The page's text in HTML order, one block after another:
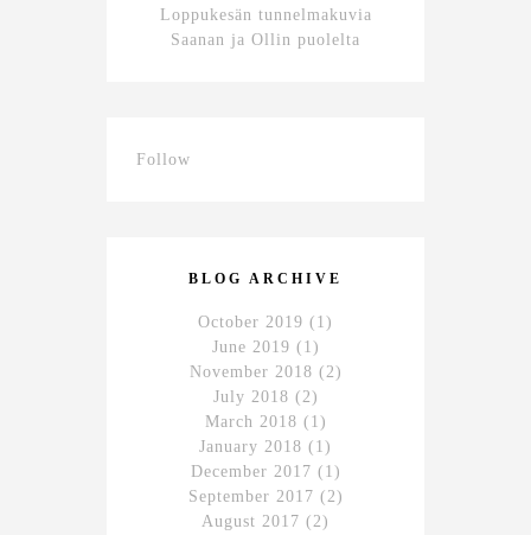
Loppukesän tunnelmakuvia
Saanan ja Ollin puolelta
Follow
BLOG ARCHIVE
October 2019 (1)
June 2019 (1)
November 2018 (2)
July 2018 (2)
March 2018 (1)
January 2018 (1)
December 2017 (1)
September 2017 (2)
August 2017 (2)